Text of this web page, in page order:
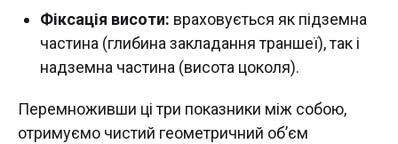
Фіксація висоти: враховується як підземна
частина (глибина закладання траншеї), так і
надземна частина (висота цоколя).
Перемноживши ці три показники між собою,
отримуємо чистий геометричний об’єм